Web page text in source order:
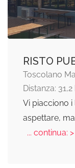
RISTO
Toscolano
Distanza: 31,2
Vi piacciono
aspettare,
... continua: >